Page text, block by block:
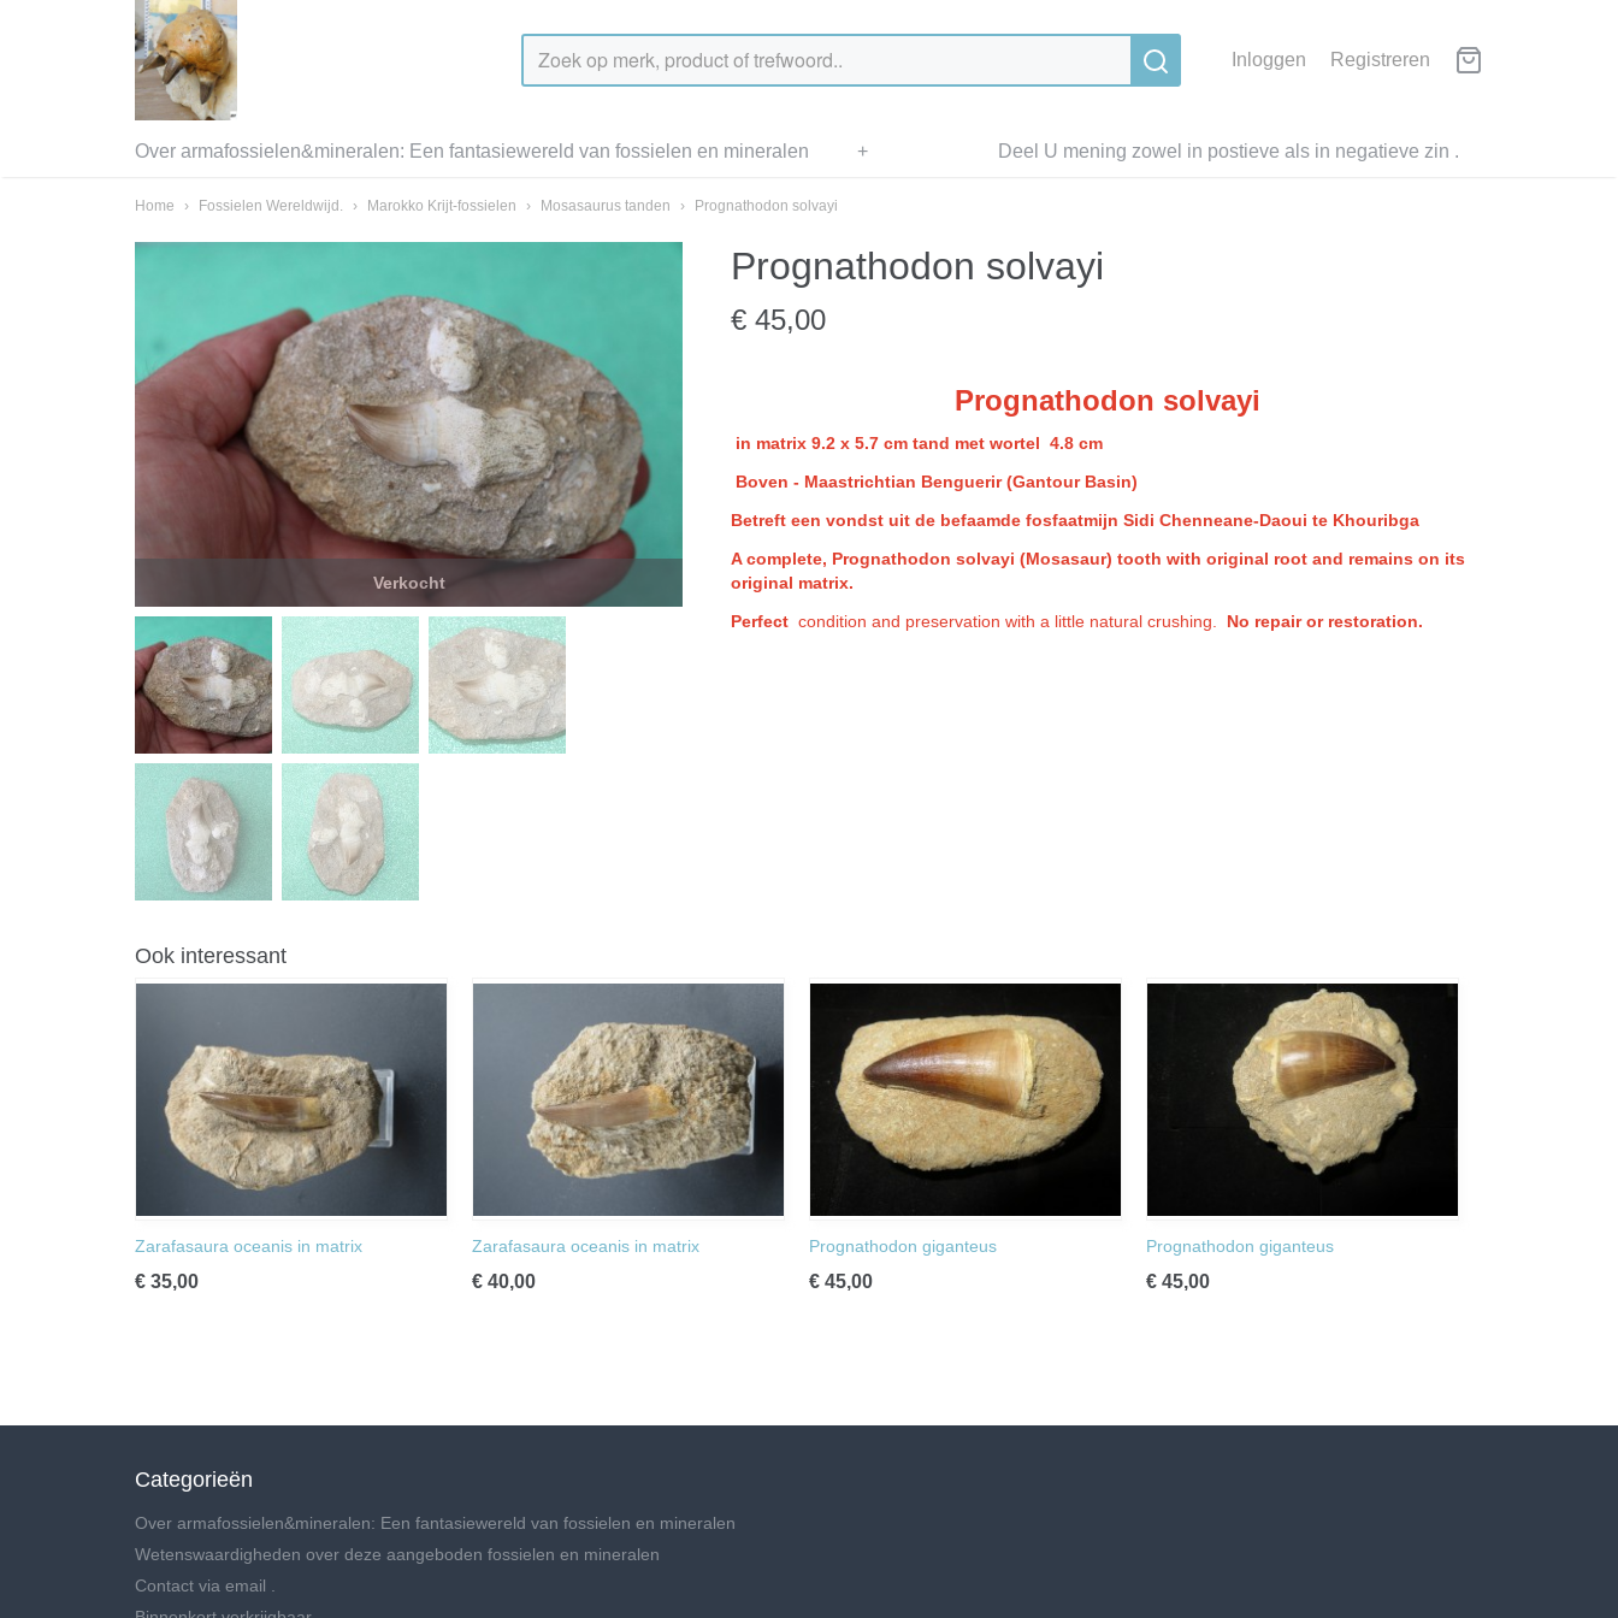
Inloggen Registreren
Deel U mening zowel in postieve als in negatieve zin .
Over armafossielen&mineralen: Een fantasiewereld van fossielen en mineralen +
Home › Fossielen Wereldwijd. › Marokko Krijt-fossielen › Mosasaurus tanden › Prognathodon solvayi
Verkocht
Prognathodon solvayi
€ 45,00
Prognathodon solvayi
in matrix 9.2 x 5.7 cm tand met wortel 4.8 cm
Boven - Maastrichtian Benguerir (Gantour Basin)
Betreft een vondst uit de befaamde fosfaatmijn Sidi Chenneane-Daoui te Khouribga
A complete, Prognathodon solvayi (Mosasaur) tooth with original root and remains on its
original matrix.
Perfect condition and preservation with a little natural crushing. No repair or restoration.
Ook interessant
Zarafasaura oceanis in matrix
€ 35,00
Zarafasaura oceanis in matrix
€ 40,00
Prognathodon giganteus
€ 45,00
Prognathodon giganteus
€ 45,00
Categorieën
Over armafossielen&mineralen: Een fantasiewereld van fossielen en mineralen
Wetenswaardigheden over deze aangeboden fossielen en mineralen
Contact via email .